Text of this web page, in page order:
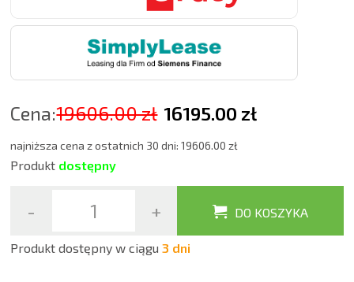
Cena:19606.00 zł 16195.00 zł
najniższa cena z ostatnich 30 dni: 19606.00 zł
Produkt dostępny
- + DO KOSZYKA
Produkt dostępny w ciągu3 dni